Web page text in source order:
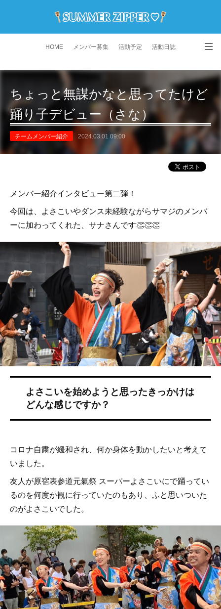
HOME メンバー募集 活動予定 活動日誌
演舞動画 よくある質問 Instagram
ちょっと無謀かなと思ってたけど
踊り子デビュー（さな）
チームメンバー紹介 2024.03.01 09:00
メンバー紹介インタビュー第二弾！
今回は、よさこいやダンス未経験ながらサマジのメンバ
ーに加わってくれた、サナさんです👏👏👏
コロナ自粛が緩和され、何か身体を動かしたいと考えて
いました。
友人が原宿表参道元氣祭 スーパーよさこいにで踊ってい
るのを何度か観に行っていたのもあり、ふと思いついた
のがよさこいでした。